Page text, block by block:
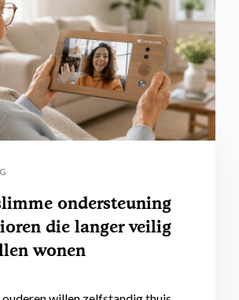
ondersteuning
die langer veilig
wonen